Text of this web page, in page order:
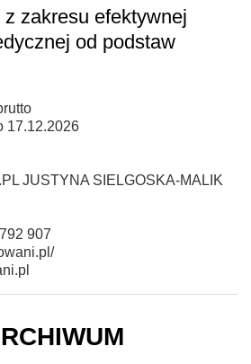
zakresu efektywnej
od podstaw
17.12.2026
JUSTYNA SIELGOSKA-MALIK
907